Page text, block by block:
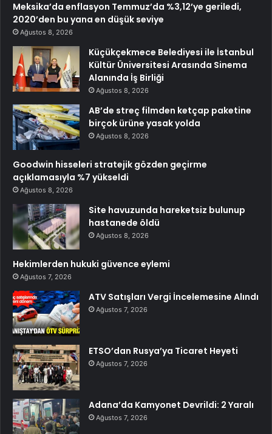
Meksika’da enflasyon Temmuz’da %3,12’ye geriledi,
2020’den bu yana en düşük seviye
Ağustos 8, 2026
Küçükçekmece Belediyesi ile İstanbul
Kültür Üniversitesi Arasında Sinema
Alanında İş Birliği
Ağustos 8, 2026
AB’de streç filmden ketçap paketine
birçok ürüne yasak yolda
Ağustos 8, 2026
Goodwin hisseleri stratejik gözden geçirme
açıklamasıyla %7 yükseldi
Ağustos 8, 2026
Site havuzunda hareketsiz bulunup
hastanede öldü
Ağustos 8, 2026
Hekimlerden hukuki güvence eylemi
Ağustos 7, 2026
ATV Satışları Vergi İncelemesine Alındı
Ağustos 7, 2026
ETSO’dan Rusya’ya Ticaret Heyeti
Ağustos 7, 2026
Adana’da Kamyonet Devrildi: 2 Yaralı
Ağustos 7, 2026